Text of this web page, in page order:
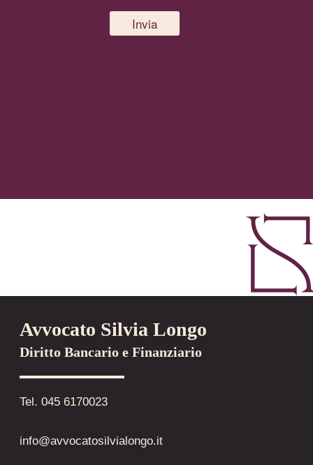
Invia
Avvocato Silvia Longo
Diritto Bancario e Finanziario
Tel. 045 6170023
info@avvocatosilvialongo.it